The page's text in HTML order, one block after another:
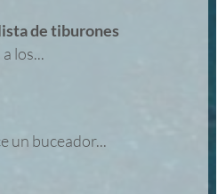
de tiburones
los...
un buceador...